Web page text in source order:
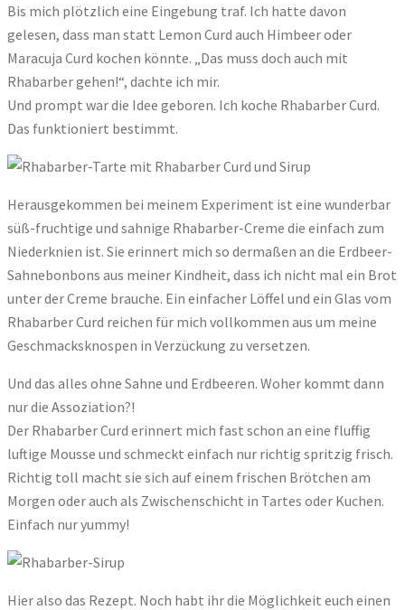
Bis mich plötzlich eine Eingebung traf. Ich hatte davon
gelesen, dass man statt Lemon Curd auch Himbeer oder
Maracuja Curd kochen könnte. „Das muss doch auch mit
Rhabarber gehen!“, dachte ich mir.
Und prompt war die Idee geboren. Ich koche Rhabarber Curd.
Das funktioniert bestimmt.
Herausgekommen bei meinem Experiment ist eine wunderbar
süß-fruchtige und sahnige Rhabarber-Creme die einfach zum
Niederknien ist. Sie erinnert mich so dermaßen an die Erdbeer-
Sahnebonbons aus meiner Kindheit, dass ich nicht mal ein Brot
unter der Creme brauche. Ein einfacher Löffel und ein Glas vom
Rhabarber Curd reichen für mich vollkommen aus um meine
Geschmacksknospen in Verzückung zu versetzen.
Und das alles ohne Sahne und Erdbeeren. Woher kommt dann
nur die Assoziation?!
Der Rhabarber Curd erinnert mich fast schon an eine fluffig
luftige Mousse und schmeckt einfach nur richtig spritzig frisch.
Richtig toll macht sie sich auf einem frischen Brötchen am
Morgen oder auch als Zwischenschicht in Tartes oder Kuchen.
Einfach nur yummy!
Hier also das Rezept. Noch habt ihr die Möglichkeit euch einen